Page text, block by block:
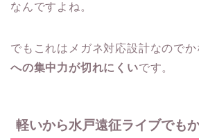
なんですよね。
でもこれはメガネ対応設計なのでか
への集中力が切れにくいです。
軽いから水戸遠征ライブでも